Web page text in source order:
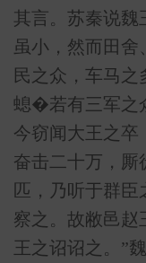
其言。苏秦说魏
虽小，然而田舍
民之众，车马
螅�若有三军之
今窃闻大王之卒
奋击二十万，厮
匹，乃听于群
察之。故敝邑赵
王之诏诏之。”